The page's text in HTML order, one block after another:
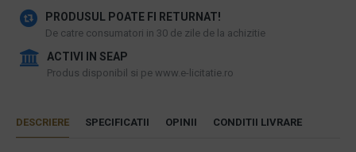
PRODUSUL POATE FI RETURNAT!
De catre consumatori in 30 de zile de la achizitie
ACTIVI IN SEAP
Produs disponibil si pe www.e-licitatie.ro
DESCRIERE SPECIFICATII OPINII CONDITII LIVRARE